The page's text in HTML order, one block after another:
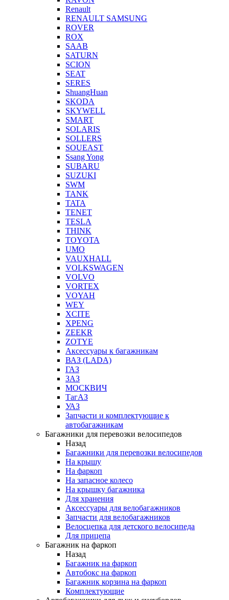
Renault
RENAULT SAMSUNG
ROVER
ROX
SAAB
SATURN
SCION
SEAT
SERES
ShuangHuan
SKODA
SKYWELL
SMART
SOLARIS
SOLLERS
SOUEAST
Ssang Yong
SUBARU
SUZUKI
SWM
TANK
TATA
TENET
TESLA
THINK
TOYOTA
UMO
VAUXHALL
VOLKSWAGEN
VOLVO
VORTEX
VOYAH
WEY
XCITE
XPENG
ZEEKR
ZOTYE
Аксессуары к багажникам
ВАЗ (LADA)
ГАЗ
ЗАЗ
МОСКВИЧ
ТагАЗ
УАЗ
Запчасти и комплектующие к
автобагажникам
Багажники для перевозки велосипедов
Назад
Багажники для перевозки велосипедов
На крышу
На фаркоп
На запасное колесо
На крышку багажника
Для хранения
Аксессуары для велобагажников
Запчасти для велобагажников
Велосцепка для детского велосипеда
Для прицепа
Багажник на фаркоп
Назад
Багажник на фаркоп
Автобокс на фаркоп
Багажник корзина на фаркоп
Комплектующие